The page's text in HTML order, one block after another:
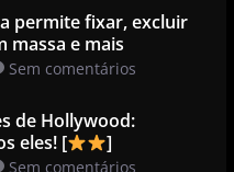
permite fixar, excluir
massa e mais
Sem comentários
de Hollywood:
eles! [
]
Sem comentários